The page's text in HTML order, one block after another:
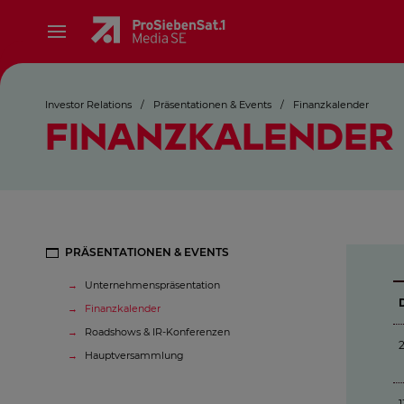
Investor Relations / Präsentationen & Events / Finanzkalender
FINANZKALENDER
PRÄSENTATIONEN & EVENTS
Unternehmenspräsentation
Finanzkalender
Roadshows & IR-Konferenzen
Hauptversammlung